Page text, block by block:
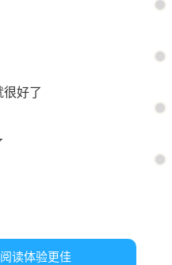
好了
读体验更佳